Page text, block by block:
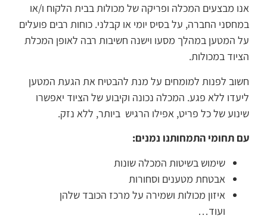
אנו מבצעים המכלה ופריקה של מכולות בבית הלקוח ו/או
במחסני החברה, על בסיס יומי או קבלני. כוחות רבים פועלים
על המטען במהלך מסעו וישנה חשיבות רבה לאופן המכלת
הציוד במכולות.
חשוב לפנות למומחים על מנת להבטיח את הגעת המטען
ליעדו ללא פגע. המכלה נכונה וקיבוע של הציוד יאפשרו
שינוע של כל פריט, אפילו הרגיש ביותר, ללא נזק.
עם תחומי התמחותנו נמנים:
שימוש בשיטות המכלה שונות
אבטחת מטענים וסחורות
איזון מכולות ושמירה על מרכז הכובד שלהן
ועוד…